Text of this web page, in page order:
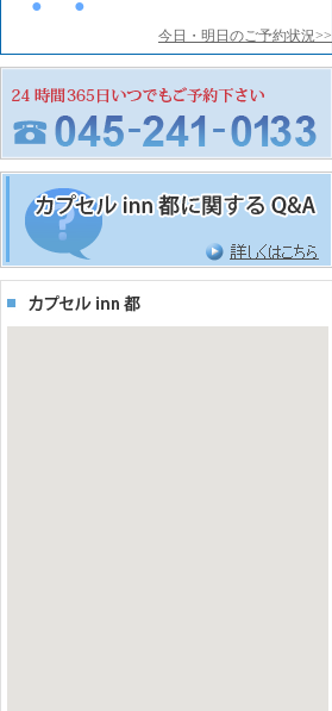
● ●
今日・明日のご予約状況>>